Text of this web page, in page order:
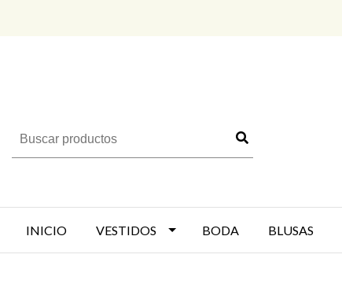
INICIO VESTIDOS BODA BLUSAS